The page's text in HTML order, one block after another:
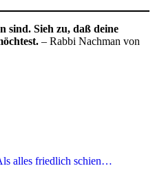
sind. Sieh zu, daß deine
– Rabbi Nachman von
alles friedlich schien…